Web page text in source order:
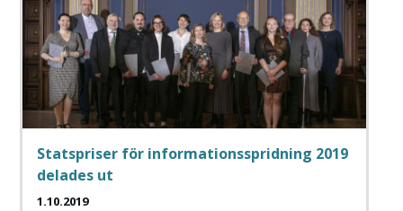
Statspriser för informationsspridning 2019
delades ut
1.10.2019